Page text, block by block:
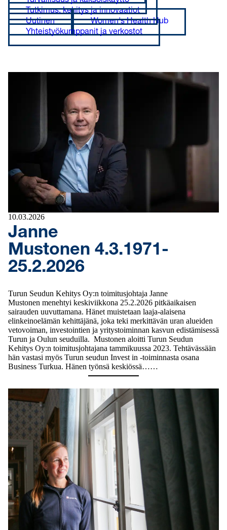
Tutkimus, kehitys ja innovaatiot
Uutinen
Women's Health Hub
Yhteistyökumppanit ja verkostot
10.03.2026
Janne
Mustonen 4.3.1971-
25.2.2026
Turun Seudun Kehitys Oy:n toimitusjohtaja Janne
Mustonen menehtyi keskiviikkona 25.2.2026 pitkäaikaisen
sairauden uuvuttamana. Hänet muistetaan laaja-alaisena
elinkeinoelämän kehittäjänä, joka teki merkittävän uran alueiden
vetovoiman, investointien ja yritystoiminnan kasvun edistämisessä
Turun ja Oulun seuduilla. Mustonen aloitti Turun Seudun
Kehitys Oy:n toimitusjohtajana tammikuussa 2023. Tehtävässään
hän vastasi myös Turun seudun Invest in -toiminnasta osana
Business Turkua. Hänen työnsä keskiössä……